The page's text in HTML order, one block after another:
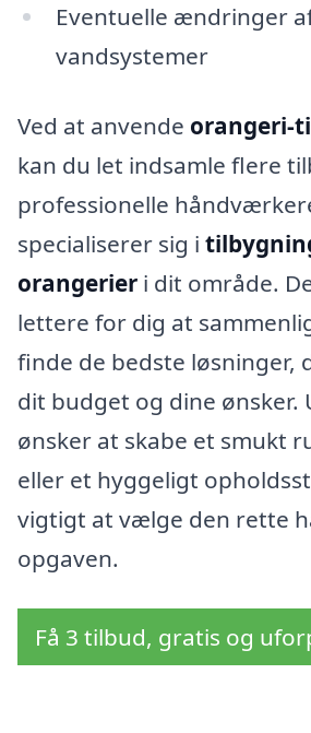
Eventuelle ændringer
vandsystemer
Ved at anvende orangeri-
kan du let indsamle flere
professionelle
specialiserer sig i
orangerier i dit område.
lettere for dig at
finde de bedste løsninger,
dit budget og dine ønsker.
ønsker at skabe et smukt
eller et hyggeligt
vigtigt at vælge den rette
opgaven.
Få 3 tilbud, gratis og